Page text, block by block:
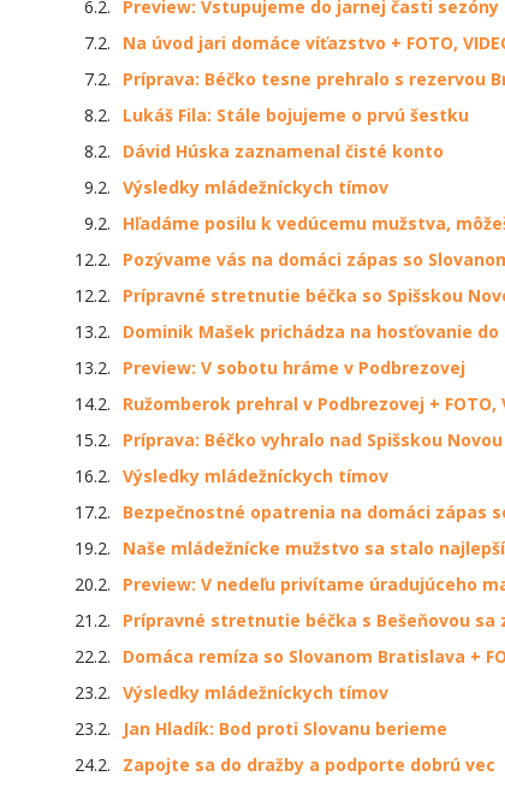
6.2.
Preview: Vstupujeme do jarnej časti sezóny
7.2.
Na úvod jari domáce víťazstvo + FOTO,
7.2.
Príprava: Béčko tesne prehralo s rezervou
8.2.
Lukáš Fila: Stále bojujeme o prvú šestku
8.2.
Dávid Húska zaznamenal čisté konto
9.2. Výsledky mládežníckych tímov
9.2.
Hľadáme posilu k vedúcemu mužstva,
12.2.
Pozývame vás na domáci zápas so
12.2.
Prípravné stretnutie béčka so Spišskou
13.2.
Dominik Mašek prichádza na hosťovanie do
13.2.
Preview: V sobotu hráme v Podbrezovej
14.2.
Ružomberok prehral v Podbrezovej + FOTO,
15.2.
Príprava: Béčko vyhralo nad Spišskou
16.2. Výsledky mládežníckych tímov
17.2.
Bezpečnostné opatrenia na domáci zápas
19.2.
Naše mládežnícke mužstvo sa stalo
20.2.
Preview: V nedeľu privítame úradujúceho
21.2.
Prípravné stretnutie béčka s Bešeňovou
22.2.
Domáca remíza so Slovanom Bratislava +
23.2. Výsledky mládežníckych tímov
23.2.
Jan Hladík: Bod proti Slovanu berieme
24.2.
Zapojte sa do dražby a podporte dobrú vec